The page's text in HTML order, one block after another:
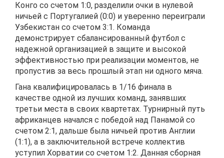
Конго со счетом 1:0, разделили очки в нулевой
ничьей с Португалией (0:0) и уверенно переиграли
Узбекистан со счетом 3:1. Команда
демонстрирует сбалансированный футбол с
надежной организацией в защите и высокой
эффективностью при реализации моментов, не
пропустив за весь прошлый этап ни одного мяча.
Гана квалифицировалась в 1/16 финала в
качестве одной из лучших команд, занявших
третьи места в своих квартетах. Турнирный путь
африканцев начался с победой над Панамой со
счетом 2:1, дальше была ничьей против Англии
(1:1), а в заключительной встрече коллектив
уступил Хорватии со счетом 1:2. Данная сборная